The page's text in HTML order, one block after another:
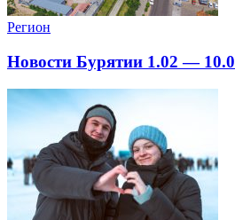
Регион
Новости Бурятии 1.02 —